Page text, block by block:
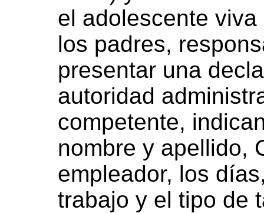
el adolescente
los padres,
presentar una
autoridad
competente,
nombre y apellido,
empleador, los
trabajo y el tipo de